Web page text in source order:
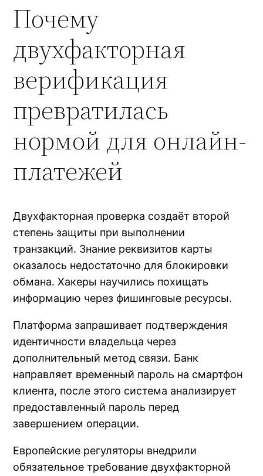
Почему
двухфакторная
верификация
превратилась
нормой для онлайн-
платежей
Двухфакторная проверка создаёт второй
степень защиты при выполнении
транзакций. Знание реквизитов карты
оказалось недостаточно для блокировки
обмана. Хакеры научились похищать
информацию через фишинговые ресурсы.
Платформа запрашивает подтверждения
идентичности владельца через
дополнительный метод связи. Банк
направляет временный пароль на смартфон
клиента, после этого система анализирует
предоставленный пароль перед
завершением операции.
Европейские регуляторы внедрили
обязательное требование двухфакторной